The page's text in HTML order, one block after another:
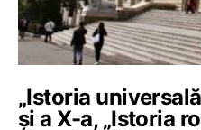
„Istoria
și a X-a, „Istoria